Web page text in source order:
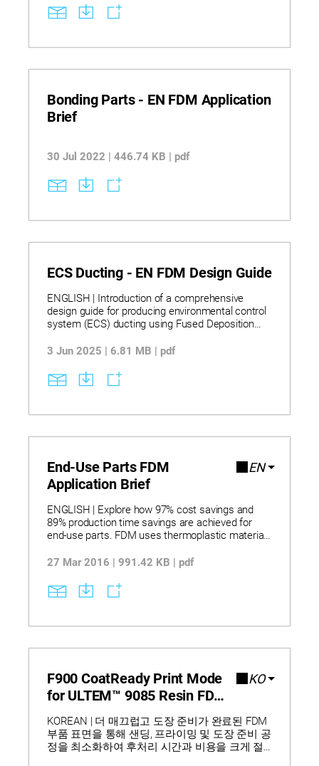
strategies for positioning small parts-such as
printing multiple parts to allow cooling time-and
the Y axis to avoid airflow blockage. Applying
and ensures consistent, high-quality FDM prints.
Bonding Parts - EN FDM Application
Brief
30 Jul 2022 | 446.74 KB | pdf
ECS Ducting - EN FDM Design Guide
ENGLISH | Introduction of a comprehensive
design guide for producing environmental control
system (ECS) ducting using Fused Deposition
practices for design, material selection,
tailored for aerospace and automotive
applications, emphasizing performance under
while enabling cost-effective, low-volume
3 Jun 2025 | 6.81 MB | pdf
End-Use Parts FDM
Application Brief
EN
ENGLISH | Explore how 97% cost savings and
89% production time savings are achieved for
end-use parts. FDM uses thermoplastic materials
CAD files, enabling low-volume manufacturing
bridge-to-production, and end-of-life production.
The approach delivers faster response to design
improved manufacturing flexibility for customized
27 Mar 2016 | 991.42 KB | pdf
F900 CoatReady Print Mode
for ULTEM™ 9085 Resin FDM
One Pager
KO
KOREAN | 더 매끄럽고 도장 준비가 완료된 FDM
부품 표면을 통해 샌딩, 프라이밍 및 도장 준비 공
정을 최소화하여 후처리 시간과 비용을 크게 절